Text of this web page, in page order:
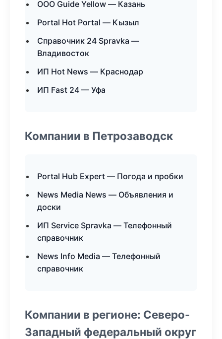
ООО Guide Yellow — Казань
Portal Hot Portal — Кызыл
Справочник 24 Spravka —
Владивосток
ИП Hot News — Краснодар
ИП Fast 24 — Уфа
Компании в Петрозаводск
Portal Hub Expert — Погода и пробки
News Media News — Объявления и
доски
ИП Service Spravka — Телефонный
справочник
News Info Media — Телефонный
справочник
Компании в регионе: Северо-
Западный федеральный округ